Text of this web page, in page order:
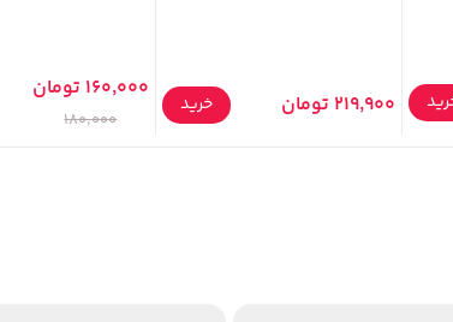
219,900 تومان خرید
160,000 تومان
180,000